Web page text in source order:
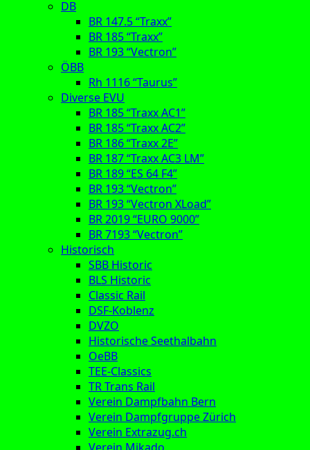
DB
BR 147.5 “Traxx”
BR 185 “Traxx”
BR 193 “Vectron”
ÖBB
Rh 1116 “Taurus”
Diverse EVU
BR 185 “Traxx AC1”
BR 185 “Traxx AC2”
BR 186 “Traxx 2E”
BR 187 “Traxx AC3 LM”
BR 189 “ES 64 F4”
BR 193 “Vectron”
BR 193 “Vectron XLoad”
BR 2019 “EURO 9000”
BR 7193 “Vectron”
Historisch
SBB Historic
BLS Historic
Classic Rail
DSF-Koblenz
DVZO
Historische Seethalbahn
OeBB
TEE-Classics
TR Trans Rail
Verein Dampfbahn Bern
Verein Dampfgruppe Zürich
Verein Extrazug.ch